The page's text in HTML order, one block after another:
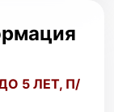
5 ЛЕT, П/